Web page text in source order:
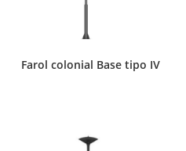
Farol colonial Base tipo IV